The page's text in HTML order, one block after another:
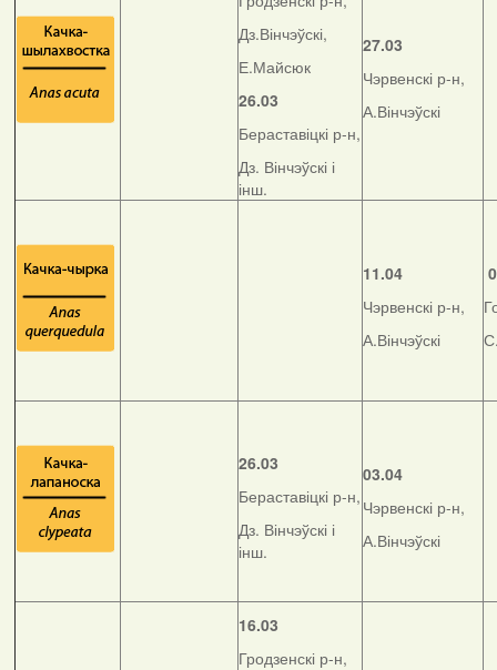
Дз.Вінчэўскі,
Е.Майсюк
26.03
Бераставіцкі р-н,
Дз. Вінчэўскі і
інш.
27.03
Чэрвенскі р-н,
А.Вінчэўскі
11.04
Чэрвенскі р-н,
А.Вінчэўскі
26.03
Бераставіцкі р-н,
Дз. Вінчэўскі і
інш.
03.04
Чэрвенскі р-н,
А.Вінчэўскі
16.03
Гродзенскі р-н,